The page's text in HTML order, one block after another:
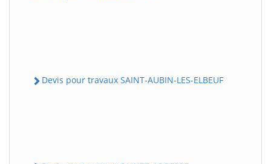
Devis pour travaux SAINT-AUBIN-LES-ELBEUF